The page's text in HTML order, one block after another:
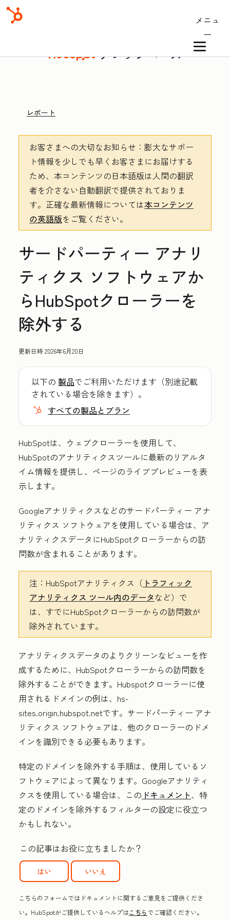
メニュ
ー
ナレッジベース
レポート
お客さまへの大切なお知らせ ：膨大なサポー
ト情報を少しでも早くお客さまにお届けする
ため、本コンテンツの日本語版は人間の翻訳
者を介さない自動翻訳で提供されておりま
す。 正確な最新情報については本コンテンツ
の英語版をご覧ください。
サードパーティー アナリ
ティクス ソフトウェアか
らHubSpotクローラーを
除外する
更新日時2026年6月20日
以下の 製品でご利用いただけます（別途記載
されている場合を除きます）。
すべての製品とプラン
HubSpotは、ウェブクローラーを使用して、
HubSpotのアナリティクスツールに最新のリアルタ
イム情報を提供し、ページのライブプレビューを表
示します。
Googleアナリティクスなどのサードパーティー アナ
リティクス ソフトウェアを使用している場合は、ア
ナリティクスデータにHubSpotクローラーからの訪
問数が含まれることがあります。
注： HubSpotアナリティクス（ トラフィック
アナリティクス ツール内のデータ など）で
は、すでにHubSpotクローラーからの訪問数が
除外されています。
アナリティクスデータのよりクリーンなビューを作
成するために、HubSpotクローラーからの訪問数を
除外することができます。Hubspotクローラーに使
用されるドメインの例は、 hs-
sites.origin.hubspot.netです。サードパーティー アナ
リティクス ソフトウェアは、他のクローラーのドメ
インを識別できる必要もあります。
特定のドメインを除外する手順は、使用しているソ
フトウェアによって異なります。Googleアナリティ
クスを使用している場合は、この ドキュメント、特
定のドメインを除外するフィルターの設定に役立つ
かもしれない。
この記事はお役に立ちましたか？
はい いいえ
こちらのフォームではドキュメントに関するご意見をご提供くださ
い。HubSpotがご提供しているヘルプはこちらでご確認ください。